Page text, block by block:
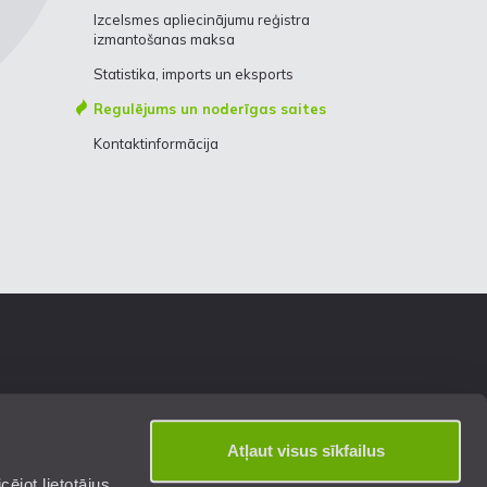
Atļaut visus sīkfailus
Izcelsmes apliecinājumu reģistra
izmantošanas maksa
Statistika, imports un eksports
Regulējums un noderīgas saites
Kontaktinformācija